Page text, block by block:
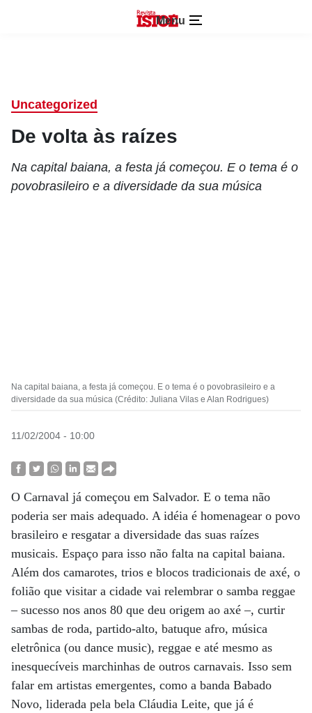
Menu
Uncategorized
De volta às raízes
Na capital baiana, a festa já começou. E o tema é o
povobrasileiro e a diversidade da sua música
Na capital baiana, a festa já começou. E o tema é o povobrasileiro e a
diversidade da sua música (Crédito: Juliana Vilas e Alan Rodrigues)
11/02/2004 - 10:00
O Carnaval já começou em Salvador. E o tema não
poderia ser mais adequado. A idéia é homenagear o povo
brasileiro e resgatar a diversidade das suas raízes
musicais. Espaço para isso não falta na capital baiana.
Além dos camarotes, trios e blocos tradicionais de axé, o
folião que visitar a cidade vai relembrar o samba reggae
– sucesso nos anos 80 que deu origem ao axé –, curtir
sambas de roda, partido-alto, batuque afro, música
eletrônica (ou dance music), reggae e até mesmo as
inesquecíveis marchinhas de outros carnavais. Isso sem
falar em artistas emergentes, como a banda Babado
Novo, liderada pela bela Cláudia Leite, que já é